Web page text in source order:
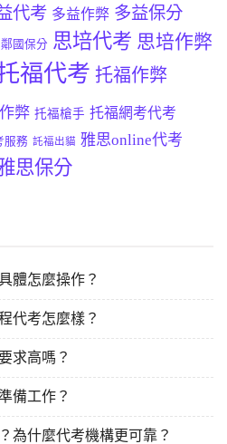
代考 多益作弊 多益保分
國保分 思培代考 思培作弊
福代考 托福作弊
弊 托福槍手 托福網考代考
服務 託福出貓 雅思online代考
思保分
體怎麼操作？
代考怎麼樣？
求高嗎？
備工作？
為什麼代考機構更可靠？